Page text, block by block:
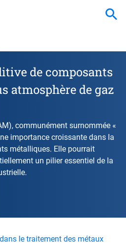
de composants
atmosphère de gaz
communément surnommée «
importance croissante dans la
métalliques. Elle pourrait
un pilier essentiel de la
le traitement des métaux